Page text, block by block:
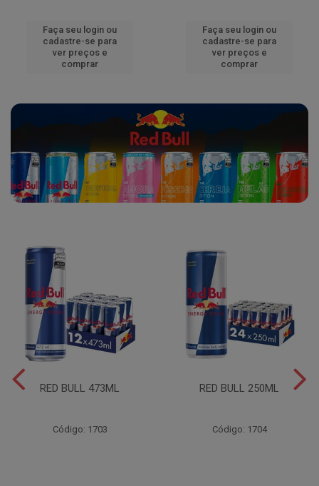
Faça seu login ou
cadastre-se para
ver preços e
comprar
Faça seu login ou
cadastre-se para
ver preços e
comprar
RED BULL 473ML
Código: 1703
RED BULL 250ML
Código: 1704